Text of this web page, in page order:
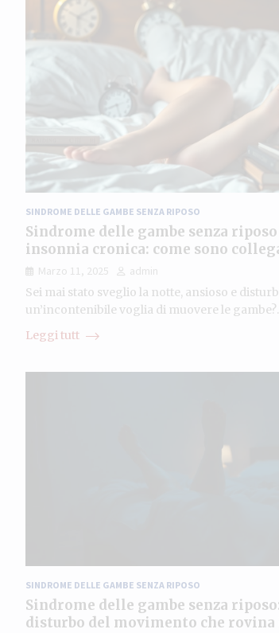
SINDROME DELLE GAMBE SENZA RIPOSO
Sindrome delle gambe senza riposo
insonnia cronica: come sono
Marzo 11, 2025
admin
Sei mai stato sveglio la notte, ansioso e
un’incontenibile voglia di muovere le
Leggi tutt
SINDROME DELLE GAMBE SENZA RIPOSO
Sindrome delle gambe senza
disturbo del movimento che rovina